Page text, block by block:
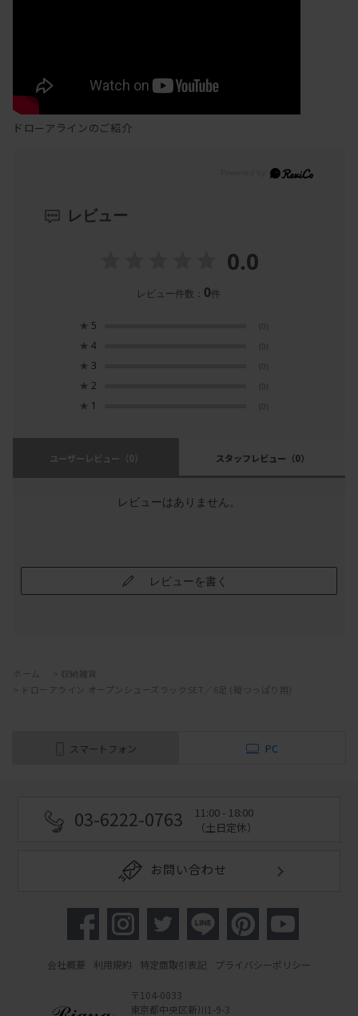
ドローアラインのご紹介
レビュー
0.0
レビュー件数： 0件
★ 5 (0)
★ 4 (0)
★ 3 (0)
★ 2 (0)
★ 1 (0)
ユーザーレビュー （0） スタッフレビュー （0）
レビューはありません。
レビューを書く
ホーム
収納雑貨
ドローアライン オープンシューズラックSET／6足 (縦つっぱり用)
スマートフォン PC
03-6222-0763
11:00 - 18:00
（土日定休）
お問い合わせ
会社概要 利用規約 特定商取引表記 プライバシーポリシー
〒104-0033
東京都中央区新川1-9-3